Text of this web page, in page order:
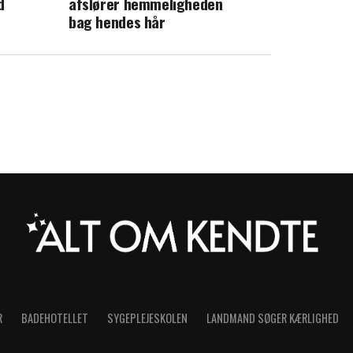
bag hendes hår
BADEHOTELLET SYGEPLEJESKOLEN LANDMAND SØGER KÆRLIGHED